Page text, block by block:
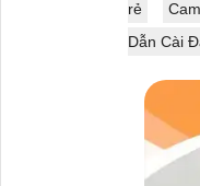
nâng
trong
rẻ
Dẫn Cài